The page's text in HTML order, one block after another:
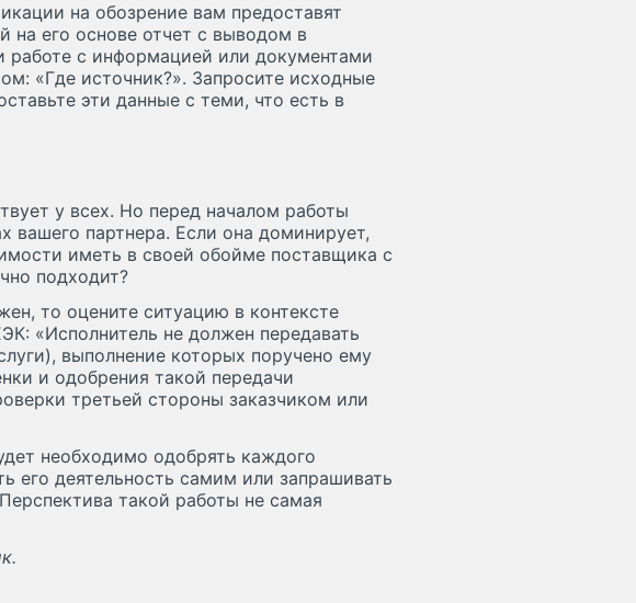
на обозрение вам предоставят
на его основе отчет с выводом в
с информацией или документами
«Где источник?». Запросите исходные
эти данные с теми, что есть в
у всех. Но перед началом работы
вашего партнера. Если она доминирует,
иметь в своей обойме поставщика с
подходит?
то оцените ситуацию в контексте
«Исполнитель не должен передавать
выполнение которых поручено ему
и одобрения такой передачи
третьей стороны заказчиком или
необходимо одобрять каждого
его деятельность самим или запрашивать
такой работы не самая